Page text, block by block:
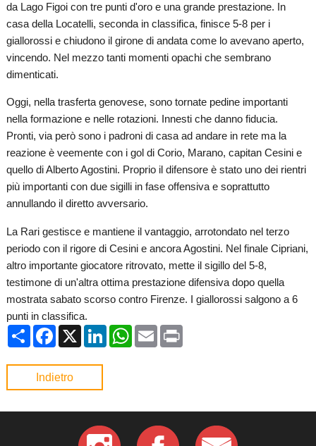
da Lago Figoi con tre punti d'oro e una grande prestazione. In
casa della Locatelli, seconda in classifica, finisce 5-8 per i
giallorossi e chiudono il girone di andata come lo avevano aperto,
vincendo. Nel mezzo tanti momenti opachi che sembrano
dimenticati.
Oggi, nella trasferta genovese, sono tornate pedine importanti
nella formazione e nelle rotazioni. Innesti che danno fiducia.
Pronti, via però sono i padroni di casa ad andare in rete ma la
reazione è veemente con i gol di Corio, Marano, capitan Cesini e
quello di Alberto Agostini. Proprio il difensore è stato uno dei rientri
più importanti con due sigilli in fase offensiva e soprattutto
annullando il diretto avversario.
La Rari gestisce e mantiene il vantaggio, arrotondato nel terzo
periodo con il rigore di Cesini e ancora Agostini. Nel finale Cipriani,
altro importante giocatore ritrovato, mette il sigillo del 5-8,
testimone di un'altra ottima prestazione difensiva dopo quella
mostrata sabato scorso contro Firenze. I giallorossi salgono a 6
punti in classifica.
CondividiFacebook
X LinkedInWhatsApp
EmailPrint
Indietro